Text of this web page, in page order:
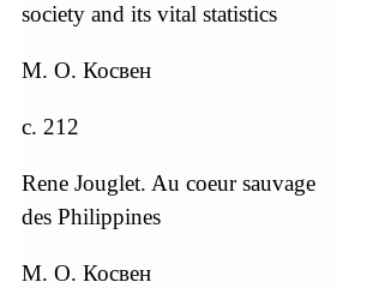
society and its vital statistics
М. О. Косвен
с. 212
Rene Jouglet. Au coeur sauvage
des Philippines
М. О. Косвен